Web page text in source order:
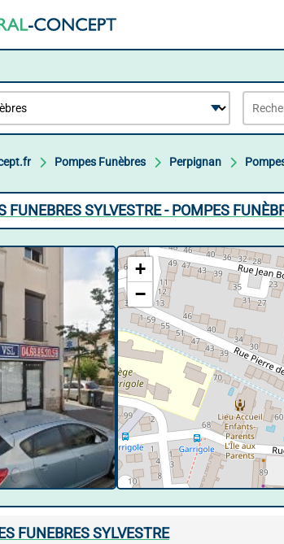
Pompes Funèbres Perpignan
FUNEBRES SYLVESTRE - POMPES
+
−
FUNEBRES SYLVESTRE